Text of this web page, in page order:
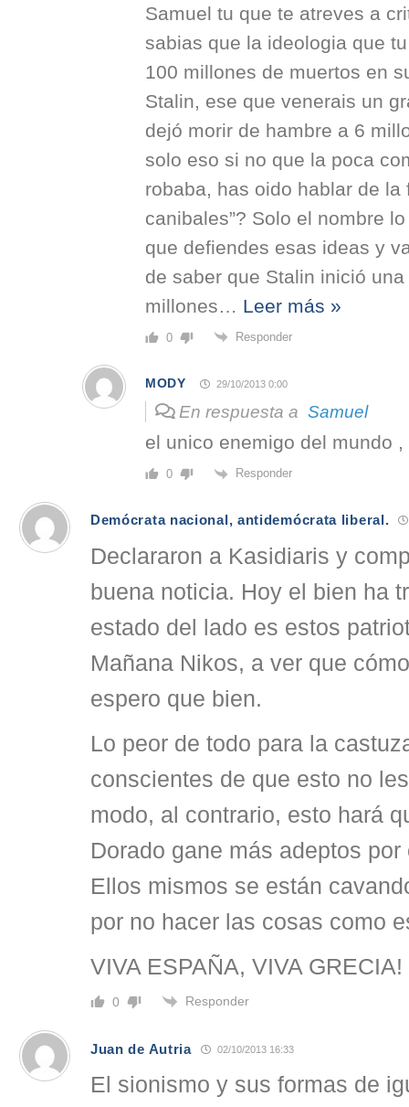
Samuel tu que te atreves a
sabias que la ideologia que
100 millones de muertos en
Stalin, ese que venerais un
dejó morir de hambre a 6
solo eso si no que la poca
robaba, has oido hablar de la
canibales”? Solo el nombre
que defiendes esas ideas y
de saber que Stalin inició
millones… Leer más »
0 Responder
MODY 29/10/2013 0:00
En respuesta a Samuel
el unico enemigo del mundo
0 Responder
Demócrata nacional, antidemócrata liberal.
Declararon a Kasidiaris y
buena noticia. Hoy el bien ha
estado del lado es estos
Mañana Nikos, a ver que
espero que bien.
Lo peor de todo para la
conscientes de que esto no
modo, al contrario, esto hará
Dorado gane más adeptos
Ellos mismos se están
por no hacer las cosas como
VIVA ESPAÑA, VIVA GRECIA!
0 Responder
Juan de Autria 02/10/2013 16:33
El sionismo y sus formas de